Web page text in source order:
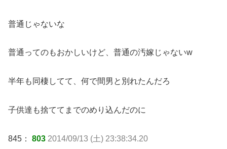
普通じゃないな
普通ってのもおかしいけど、普通の汚嫁じゃないw
半年も同棲してて、何で間男と別れたんだろ
子供達も捨ててまでのめり込んだのに
845： 803 2014/09/13 (土) 23:38:34.20